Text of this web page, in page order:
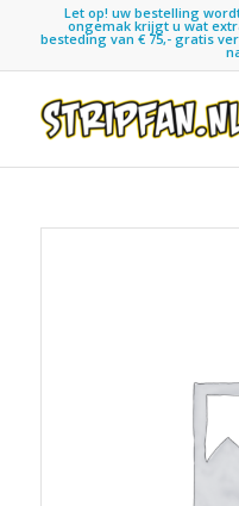
Let op! uw bestelling
ongemak krijgt u wat
besteding van € 75,- gratis